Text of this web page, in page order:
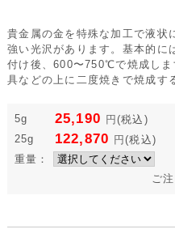
貴金属の金を特殊な加工で液状
強い光沢があります。基本的に
付け後、600〜750℃で焼成し
具などの上に二度焼きで焼成す
5g 25,190 円 (税込)
25g
122,870 円(税込)
重量：
ご